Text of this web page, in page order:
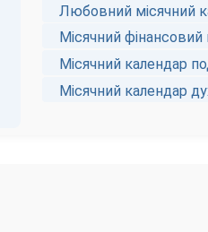
Любовний місячний
Місячний фінансовий
Місячний календар
Місячний календар